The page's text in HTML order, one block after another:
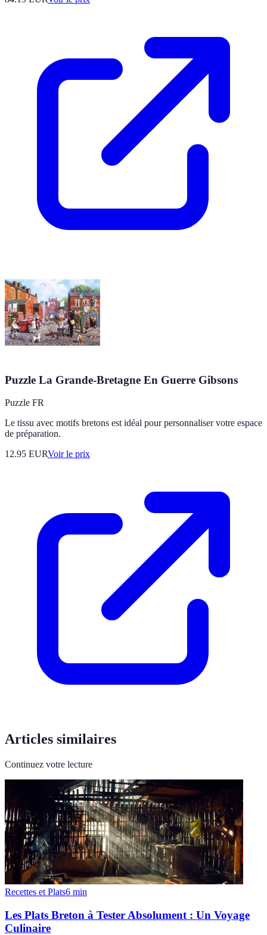
Puzzle La Grande-Bretagne En Guerre Gibsons
Puzzle FR
Le tissu avec motifs bretons est idéal pour personnaliser votre espace
de préparation.
12.95 EURVoir le prix
Articles similaires
Continuez votre lecture
Recettes et Plats6 min
Les Plats Breton à Tester Absolument : Un Voyage
Culinaire